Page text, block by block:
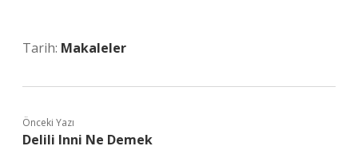
Tarih: Makaleler
Önceki Yazı
Delili Inni Ne Demek